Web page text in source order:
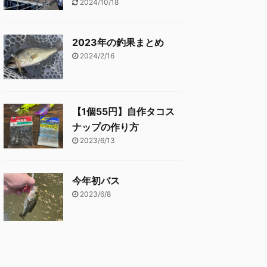
2024/10/18
2023年の釣果まとめ
2024/2/16
【1個55円】自作タコス
ナップの作り方
2023/6/13
今年初バス
2023/6/8